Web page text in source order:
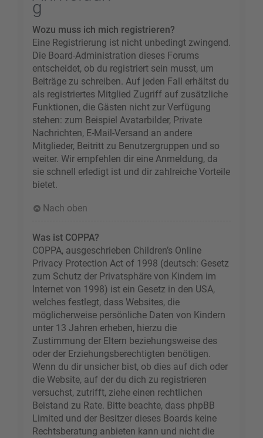
g
Wozu muss ich mich registrieren?
Eine Registrierung ist nicht unbedingt zwingend.
Die Board-Administration dieses Forums
entscheidet, ob du registriert sein musst, um
Beiträge zu schreiben. Auf jeden Fall erhältst du
als registriertes Mitglied Zugriff auf zusätzliche
Funktionen, die Gästen nicht zur Verfügung
stehen: zum Beispiel Avatarbilder, Private
Nachrichten, E-Mail-Versand an andere
Mitglieder, Beitritt zu Benutzergruppen und so
weiter. Wir empfehlen dir eine Anmeldung, da
sie schnell erledigt ist und dir zahlreiche Vorteile
bietet.
Nach oben
Was ist COPPA?
COPPA, ausgeschrieben Children’s Online
Privacy Protection Act of 1998 (deutsch: Gesetz
zum Schutz der Privatsphäre von Kindern im
Internet von 1998) ist ein Gesetz in den USA,
welches festlegt, dass Websites, die
möglicherweise persönliche Daten von Kindern
unter 13 Jahren erheben, hierzu die
Zustimmung der Eltern beziehungsweise des
oder der Erziehungsberechtigten benötigen.
Wenn du dir unsicher bist, ob dies auf dich oder
die Website, auf der du dich zu registrieren
versuchst, zutrifft, ziehe einen rechtlichen
Beistand zu Rate. Bitte beachte, dass phpBB
Limited und der Besitzer dieses Boards keine
Rechtsberatung anbieten kann und nicht die